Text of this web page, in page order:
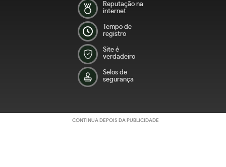
Reputação na
internet
Tempo de
registro
Site é
verdadeiro
Selos de
segurança
CONTINUA DEPOIS DA PUBLICIDADE